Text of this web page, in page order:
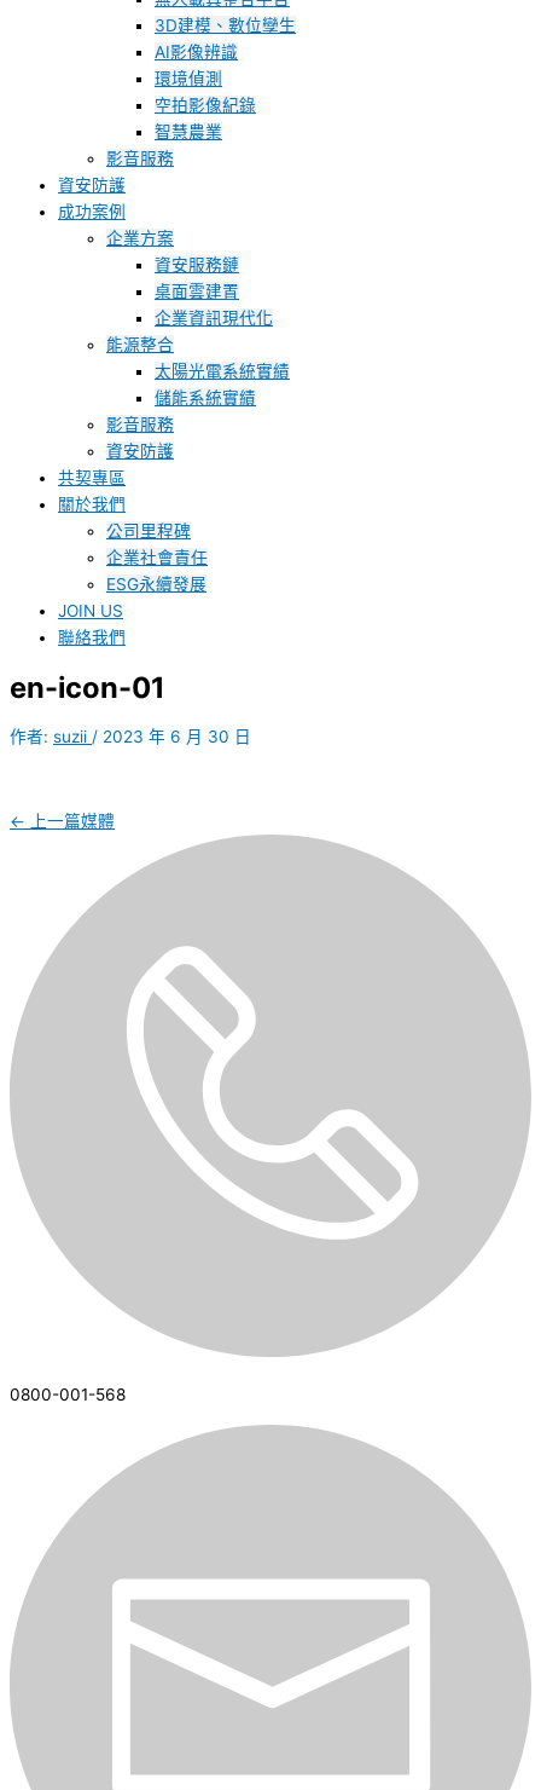
3D建模、數位孿生
AI影像辨識
環境偵測
空拍影像紀錄
智慧農業
影音服務
資安防護
成功案例
企業方案
資安服務鏈
桌面雲建置
企業資訊現代化
能源整合
太陽光電系統實績
儲能系統實績
影音服務
資安防護
共契專區
關於我們
公司里程碑
企業社會責任
ESG永續發展
JOIN US
聯絡我們
en-icon-01
作者: suzii / 2023 年 6 月 30 日
← 上一篇媒體
0800-001-568